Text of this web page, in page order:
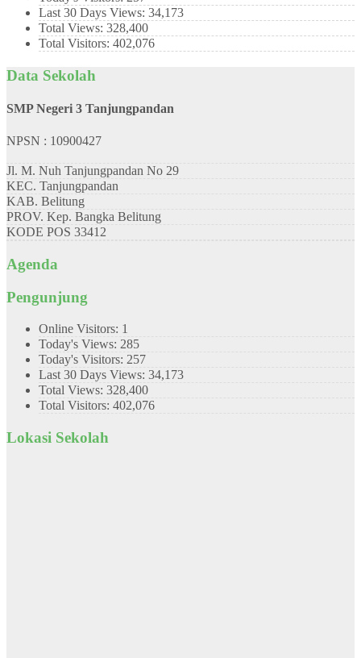
Last 30 Days Views: 34,173
Total Views: 328,400
Total Visitors: 402,076
Data Sekolah
SMP Negeri 3 Tanjungpandan
NPSN : 10900427
Jl. M. Nuh Tanjungpandan No 29
KEC. Tanjungpandan
KAB. Belitung
PROV. Kep. Bangka Belitung
KODE POS 33412
Agenda
Pengunjung
Online Visitors: 1
Today's Views: 285
Today's Visitors: 257
Last 30 Days Views: 34,173
Total Views: 328,400
Total Visitors: 402,076
Lokasi Sekolah